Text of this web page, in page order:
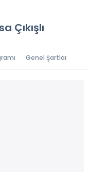
Çıkışlı
Genel Şartlar